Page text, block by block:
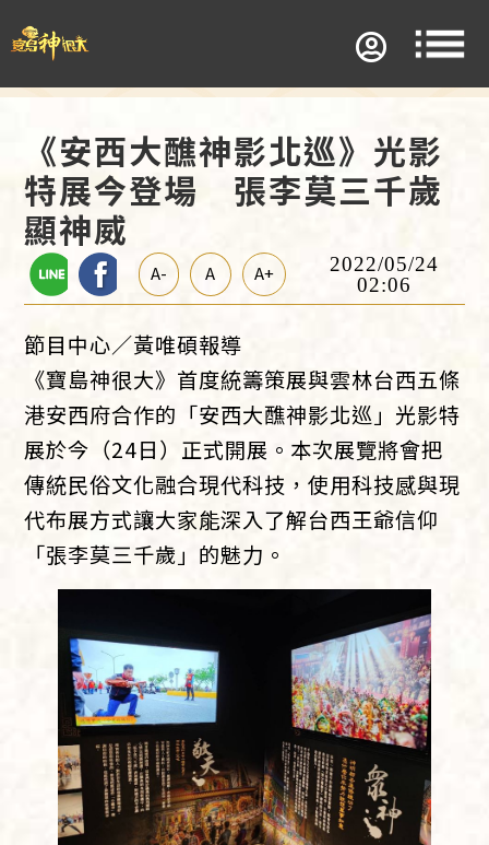
《安西大醮神影北巡》光影
特展今登場 張李莫三千歲
顯神威
A- A A+
2022/05/24
02:06
節目中心／黃唯碩報導
《寶島神很大》首度統籌策展與雲林台西五條
港安西府合作的「安西大醮神影北巡」光影特
展於今（24日）正式開展。本次展覽將會把
傳統民俗文化融合現代科技，使用科技感與現
代布展方式讓大家能深入了解台西王爺信仰
「張李莫三千歲」的魅力。